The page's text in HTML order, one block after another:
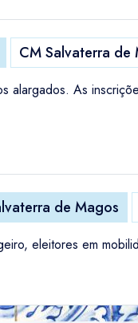
CM Salvaterra de
alargados. As
de Magos
eleitores em